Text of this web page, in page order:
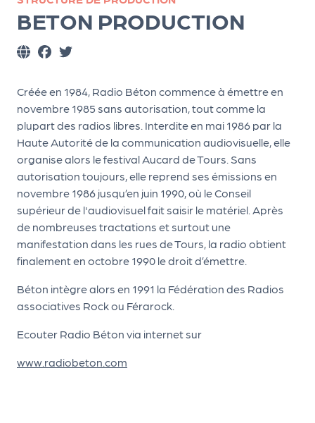
BETON PRODUCTION
Créée en 1984, Radio Béton commence à émettre en
novembre 1985 sans autorisation, tout comme la
plupart des radios libres. Interdite en mai 1986 par la
Haute Autorité de la communication audiovisuelle, elle
organise alors le festival Aucard de Tours. Sans
autorisation toujours, elle reprend ses émissions en
novembre 1986 jusqu’en juin 1990, où le Conseil
supérieur de l'audiovisuel fait saisir le matériel. Après
de nombreuses tractations et surtout une
manifestation dans les rues de Tours, la radio obtient
finalement en octobre 1990 le droit d’émettre.
Béton intègre alors en 1991 la Fédération des Radios
associatives Rock ou Férarock.
Ecouter Radio Béton via internet sur
www.radiobeton.com
ns
PR
O
G!
PR
O
G!
Le
Ma
g
Sui
vr
e
le
PR
O